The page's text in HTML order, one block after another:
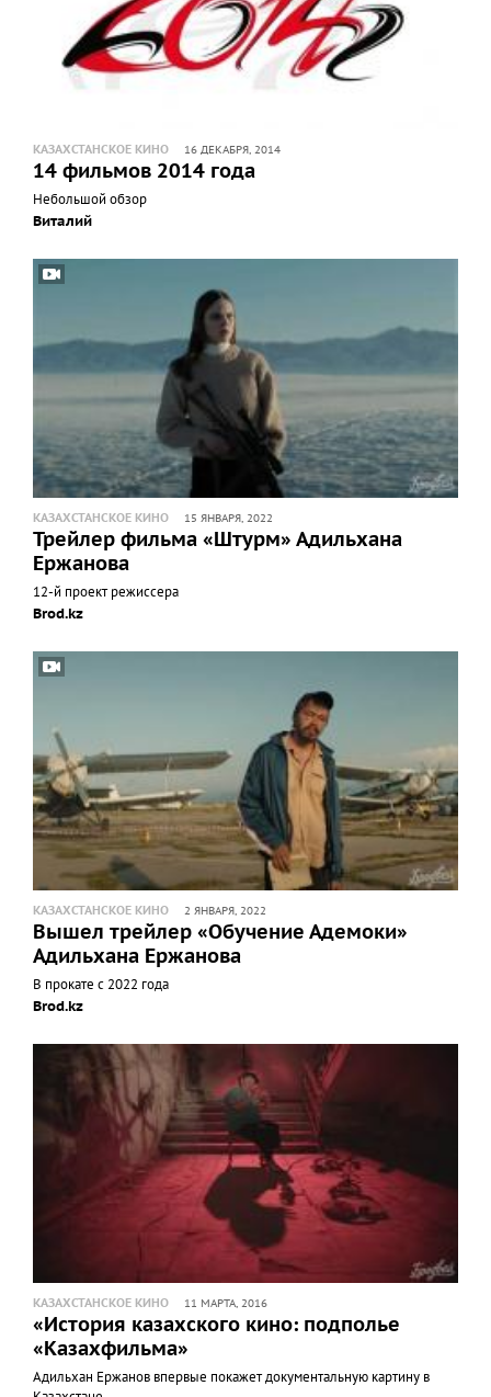
КАЗАХСТАНСКОЕ КИНО 16 ДЕКАБРЯ, 2014
14 фильмов 2014 года
Небольшой обзор
Виталий
КАЗАХСТАНСКОЕ КИНО 15 ЯНВАРЯ, 2022
Трейлер фильма «Штурм» Адильхана
Ержанова
12-й проект режиссера
Brod.kz
КАЗАХСТАНСКОЕ КИНО 2 ЯНВАРЯ, 2022
Вышел трейлер «Обучение Адемоки»
Адильхана Ержанова
В прокате с 2022 года
Brod.kz
КАЗАХСТАНСКОЕ КИНО 11 МАРТА, 2016
«История казахского кино: подполье
«Казахфильма»
Адильхан Ержанов впервые покажет документальную картину в